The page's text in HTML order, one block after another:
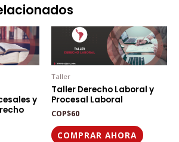
y
Taller
Taller Derecho Laboral y
Procesal Laboral
COP$60
COMPRAR AHORA